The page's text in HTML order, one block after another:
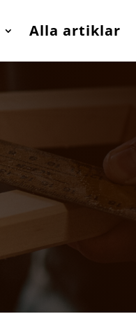
Alla artiklar